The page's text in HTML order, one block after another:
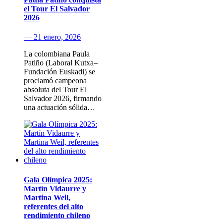
el Tour El Salvador
2026
— 21 enero, 2026
La colombiana Paula
Patiño (Laboral Kutxa–
Fundación Euskadi) se
proclamó campeona
absoluta del Tour El
Salvador 2026, firmando
una actuación sólida…
Gala Olímpica 2025:
Martín Vidaurre y
Martina Weil,
referentes del alto
rendimiento chileno